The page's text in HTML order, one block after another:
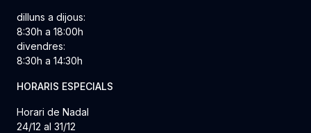
dilluns a dijous:
8:30h a 18:00h
divendres:
8:30h a 14:30h
HORARIS ESPECIALS
Horari de Nadal
24/12 al 31/12